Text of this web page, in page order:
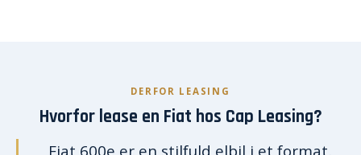
DERFOR LEASING
Hvorfor lease en Fiat hos Cap Leasing?